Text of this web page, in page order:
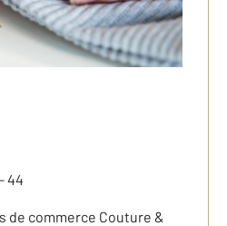
44
de commerce Couture &